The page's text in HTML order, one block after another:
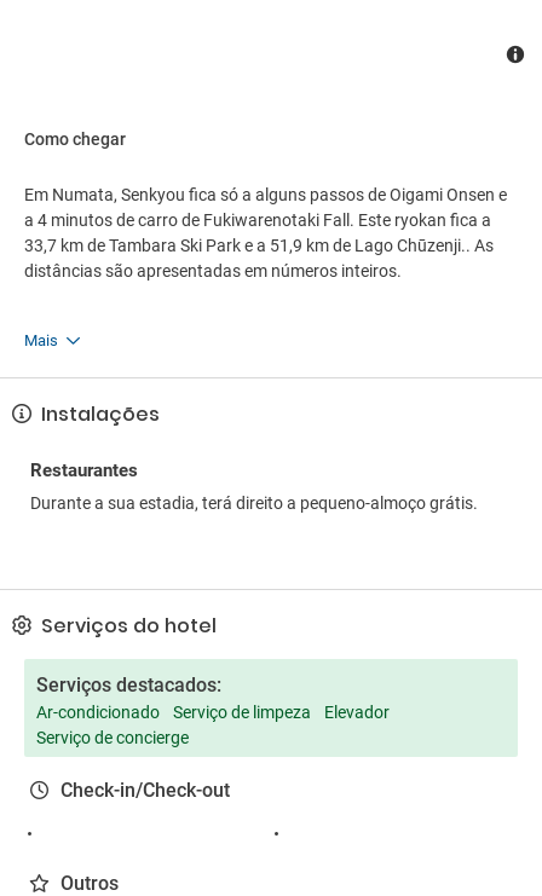
Como chegar
Em Numata, Senkyou fica só a alguns passos de Oigami Onsen e
a 4 minutos de carro de Fukiwarenotaki Fall. Este ryokan fica a
33,7 km de Tambara Ski Park e a 51,9 km de Lago Chūzenji.. As
distâncias são apresentadas em números inteiros.
Mais
Instalações
Restaurantes
Durante a sua estadia, terá direito a pequeno-almoço grátis.
Serviços do hotel
Serviços destacados:
Ar-condicionado Serviço de limpeza
Elevador
Serviço de concierge
Check-in/Check-out
Outros